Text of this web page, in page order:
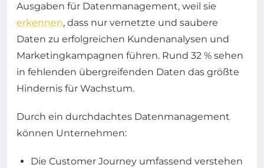
Ausgaben für Datenmanagement, weil sie
erkennen, dass nur vernetzte und saubere
Daten zu erfolgreichen Kundenanalysen und
Marketingkampagnen führen. Rund 32 % sehen
in fehlenden übergreifenden Daten das größte
Hindernis für Wachstum.
Durch ein durchdachtes Datenmanagement
können Unternehmen:
Die Customer Journey umfassend verstehen